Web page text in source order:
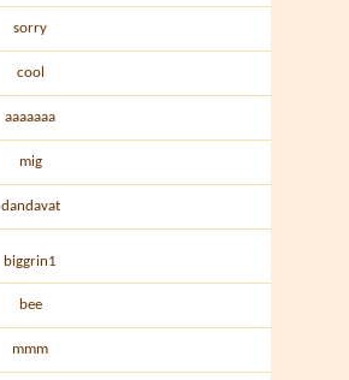
sorry
cool
aaaaaaa
mig
dandavat
biggrin1
bee
mmm